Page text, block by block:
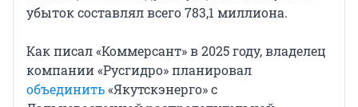
убыток составлял всего 783,1 миллиона.
Как писал «Коммерсант» в 2025 году, владелец
компании «Русгидро» планировал
объединить«Якутскэнерго» с